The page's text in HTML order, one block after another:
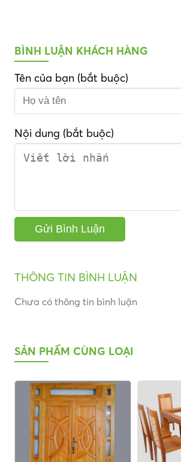
BÌNH LUẬN KHÁCH HÀNG
Tên của bạn (bắt buộc)
Nội dung (bắt buộc)
THÔNG TIN BÌNH LUẬN
Chưa có thông tin bình luận
SẢN PHẨM CÙNG LOẠI